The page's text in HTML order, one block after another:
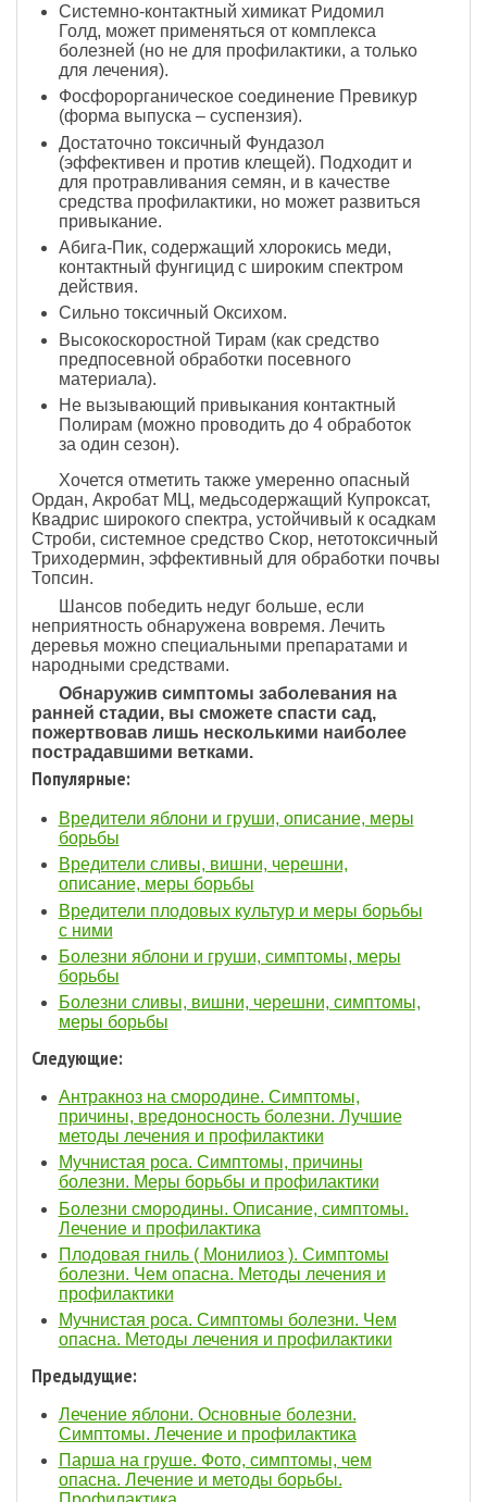
Системно-контактный химикат Ридомил
Голд, может применяться от комплекса
болезней (но не для профилактики, а только
для лечения).
Фосфорорганическое соединение Превикур
(форма выпуска – суспензия).
Достаточно токсичный Фундазол
(эффективен и против клещей). Подходит и
для протравливания семян, и в качестве
средства профилактики, но может развиться
привыкание.
Абига-Пик, содержащий хлорокись меди,
контактный фунгицид с широким спектром
действия.
Сильно токсичный Оксихом.
Высокоскоростной Тирам (как средство
предпосевной обработки посевного
материала).
Не вызывающий привыкания контактный
Полирам (можно проводить до 4 обработок
за один сезон).
Хочется отметить также умеренно опасный
Ордан, Акробат МЦ, медьсодержащий Купроксат,
Квадрис широкого спектра, устойчивый к осадкам
Строби, системное средство Скор, нетотоксичный
Триходермин, эффективный для обработки почвы
Топсин.
Шансов победить недуг больше, если
неприятность обнаружена вовремя. Лечить
деревья можно специальными препаратами и
народными средствами.
Обнаружив симптомы заболевания на
ранней стадии, вы сможете спасти сад,
пожертвовав лишь несколькими наиболее
пострадавшими ветками.
Популярные:
Вредители яблони и груши, описание, меры
борьбы
Вредители сливы, вишни, черешни,
описание, меры борьбы
Вредители плодовых культур и меры борьбы
с ними
Болезни яблони и груши, симптомы, меры
борьбы
Болезни сливы, вишни, черешни, симптомы,
меры борьбы
Следующие:
Антракноз на смородине. Симптомы,
причины, вредоносность болезни. Лучшие
методы лечения и профилактики
Мучнистая роса. Симптомы, причины
болезни. Меры борьбы и профилактики
Болезни смородины. Описание, симптомы.
Лечение и профилактика
Плодовая гниль ( Монилиоз ). Симптомы
болезни. Чем опасна. Методы лечения и
профилактики
Мучнистая роса. Симптомы болезни. Чем
опасна. Методы лечения и профилактики
Предыдущие:
Лечение яблони. Основные болезни.
Симптомы. Лечение и профилактика
Парша на груше. Фото, симптомы, чем
опасна. Лечение и методы борьбы.